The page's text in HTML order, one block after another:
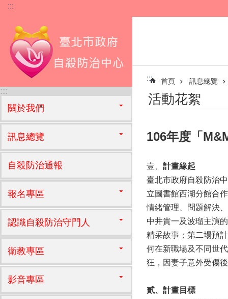
跳到主要內容區塊
:::
:::
關於我們
訊息總覽
自殺防治通報
報名專區
認識自殺防治守門人
衛教專區
影音專區
::: 首頁 訊息總覽
活動花絮
106年度「
壹、 計畫緣起
臺北市政府自殺防治
立圖書館西湖分館合作
情緒管理、問題解決
中井貴一及波瑠主演
精采故事；第二場預
何在新職場及不同世
狂，因妻子意外受傷
貳、計畫目標